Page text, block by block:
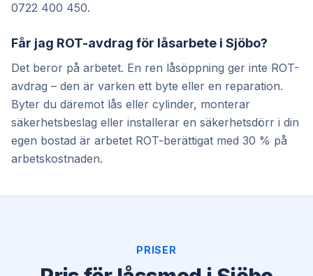
0722 400 450.
Får jag ROT-avdrag för låsarbete i Sjöbo?
Det beror på arbetet. En ren låsöppning ger inte ROT-
avdrag – den är varken ett byte eller en reparation.
Byter du däremot lås eller cylinder, monterar
säkerhetsbeslag eller installerar en säkerhetsdörr i din
egen bostad är arbetet ROT-berättigat med 30 % på
arbetskostnaden.
PRISER